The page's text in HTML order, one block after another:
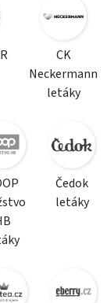
CK
Neckermann
letáky
Čedok
letáky